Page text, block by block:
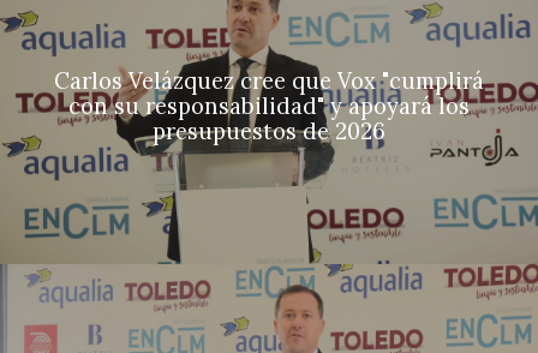
Carlos Velázquez cree que Vox "cumplirá
con su responsabilidad" y apoyará los
presupuestos de 2026